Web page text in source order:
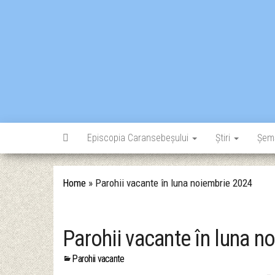
Episcopia Caransebeșului Știri
Home » Parohii vacante în luna noiembrie 2024
Parohii vacante în luna
Parohii vacante